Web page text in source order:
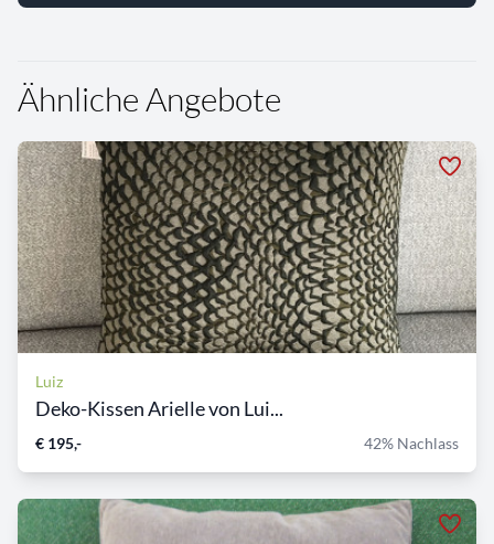
Ähnliche Angebote
Luiz
Deko-Kissen Arielle von Lui...
€ 195,- 42% Nachlass